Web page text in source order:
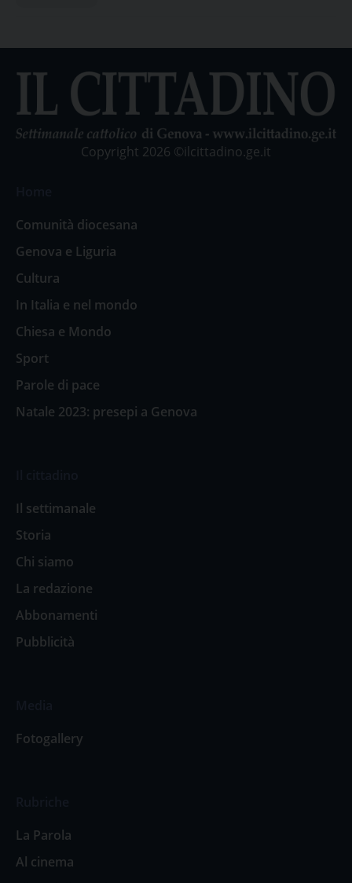
Copyright 2026 ©ilcittadino.ge.it
Comunità diocesana
Genova e Liguria
Cultura
In Italia e nel mondo
Chiesa e Mondo
Sport
Parole di pace
Natale 2023: presepi a Genova
Il settimanale
Storia
Chi siamo
La redazione
Abbonamenti
Pubblicità
Fotogallery
La Parola
Al cinema